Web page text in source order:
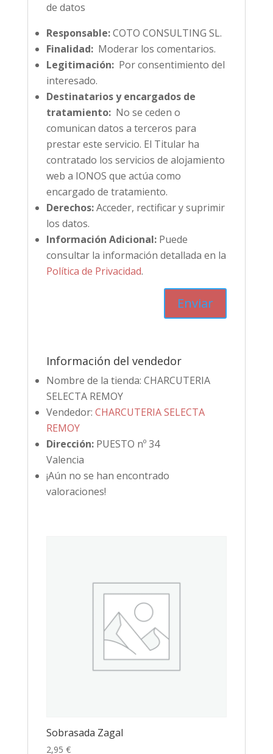
de datos
Responsable:COTO CONSULTING SL.
Finalidad:Moderar los comentarios.
Legitimación:Por consentimiento del
interesado.
Destinatarios y encargados de
tratamiento:No se ceden o
comunican datos a terceros para
prestar este servicio. El Titular ha
contratado los servicios de alojamiento
web a IONOS que actúa como
encargado de tratamiento.
Derechos:Acceder, rectificar y suprimir
los datos.
Información Adicional:Puede
consultar la información detallada en la
Política de Privacidad.
Información del vendedor
Nombre de la tienda: CHARCUTERIA
SELECTA REMOY
Vendedor: CHARCUTERIA SELECTA
REMOY
Dirección: PUESTO nº 34
Valencia
¡Aún no se han encontrado
valoraciones!
Sobrasada Zagal
2,95 €